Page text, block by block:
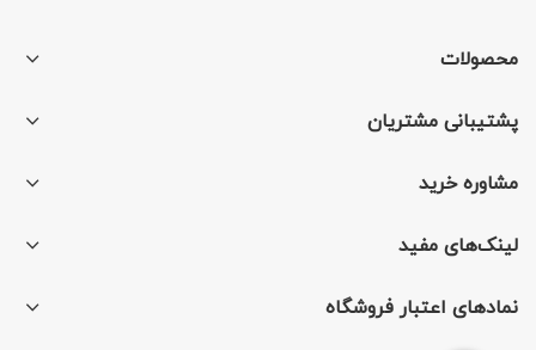
محصولات
پشتیبانی مشتریان
مشاوره خرید
لینک‌های مفید
نمادهای اعتبار فروشگاه